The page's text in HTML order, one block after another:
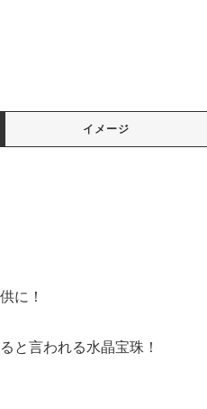
イメージ
に！
と言われる水晶宝珠！